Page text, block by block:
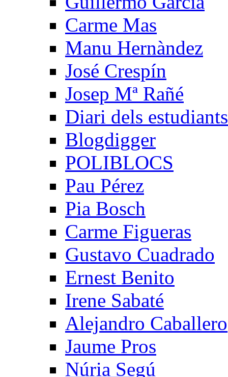
Carme Mas
Manu Hernàndez
José Crespín
Josep Mª Rañé
Diari dels estudiants
Blogdigger
POLIBLOCS
Pau Pérez
Pia Bosch
Carme Figueras
Gustavo Cuadrado
Ernest Benito
Irene Sabaté
Alejandro Caballero
Jaume Pros
Núria Segú